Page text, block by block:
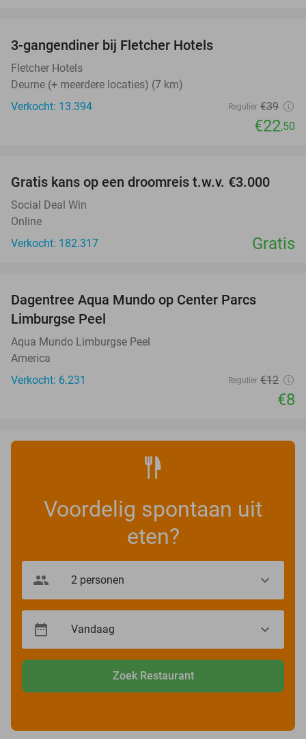
3-gangendiner bij Fletcher Hotels
Fletcher Hotels
Deurne (+ meerdere locaties) (7 km)
Verkocht: 13.394
Regulier €39
€22,50
Gratis kans op een droomreis t.w.v. €3.000
Social Deal Win
Online
Verkocht: 182.317
Gratis
Dagentree Aqua Mundo op Center Parcs
Limburgse Peel
Aqua Mundo Limburgse Peel
America
Verkocht: 6.231
Regulier €12
€8
Voordelig spontaan uit
eten?
Zoek Restaurant